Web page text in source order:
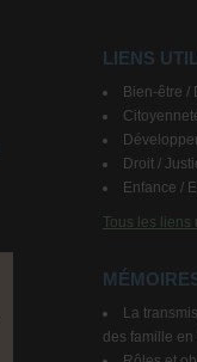
LIENS
Bien-être /
Droit /
Enfance /
Tous les liens
La
des famille en